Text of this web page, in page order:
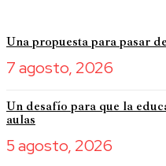
Una propuesta para pasar
7 agosto, 2026
Un desafío para que la
aulas
5 agosto, 2026